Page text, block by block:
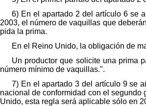
6) En el apartado 2 del artículo 6 se
2003, el número de vaquillas que
pida la prima.
En el Reino Unido, la obligación de
Un productor que solicite una prima
número mínimo de vaquillas.".
7) En el apartado 3 del artículo 9 se
nacional de conformidad con el
Unido, esta regla será aplicable sólo en